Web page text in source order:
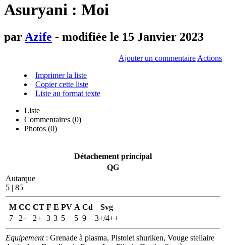
Asuryani : Moi
par Azife - modifiée le 15 Janvier 2023
Ajouter un commentaire Actions
Imprimer la liste
Copier cette liste
Liste au format texte
Liste
Commentaires (0)
Photos (0)
Détachement principal
QG
Autarque
5 | 85
M CC CT F E PV A Cd
Svg
7
2+ 2+ 3 3 5 5 9 3+/4++
Equipement: Grenade à plasma, Pistolet shuriken, Vouge stellaire